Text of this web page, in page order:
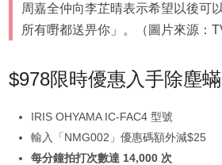
周嘉全仲向李芷晴表示希望以後可
所有嘢都送畀你」。（圖片來源：
$978限時優惠入手除塵
IRIS OHYAMA IC-FAC4 型號
輸入「NMG002」優惠碼額外減$25
每分鐘拍打次數達 14,000 次